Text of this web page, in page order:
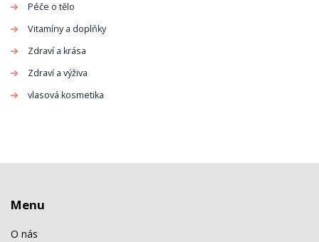
Péče o tělo
Vitamíny a doplňky
Zdraví a krása
Zdraví a výživa
vlasová kosmetika
Menu
O nás